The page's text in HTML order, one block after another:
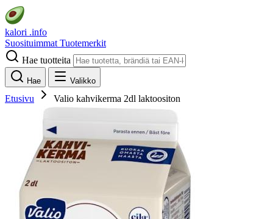
kalori .info
Suosituimmat Tuotemerkit
Hae tuotteita
Hae Valikko
Etusivu Valio kahvikerma 2dl laktoositon